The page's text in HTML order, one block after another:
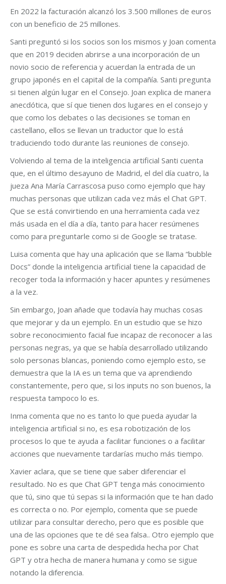
En 2022 la facturación alcanzó los 3.500 millones de euros
con un beneficio de 25 millones.
Santi preguntó si los socios son los mismos y Joan comenta
que en 2019 deciden abrirse a una incorporación de un
novio socio de referencia y acuerdan la entrada de un
grupo japonés en el capital de la compañía. Santi pregunta
si tienen algún lugar en el Consejo. Joan explica de manera
anecdótica, que sí que tienen dos lugares en el consejo y
que como los debates o las decisiones se toman en
castellano, ellos se llevan un traductor que lo está
traduciendo todo durante las reuniones de consejo.
Volviendo al tema de la inteligencia artificial Santi cuenta
que, en el último desayuno de Madrid, el del día cuatro, la
jueza Ana María Carrascosa puso como ejemplo que hay
muchas personas que utilizan cada vez más el Chat GPT.
Que se está convirtiendo en una herramienta cada vez
más usada en el día a día, tanto para hacer resúmenes
como para preguntarle como si de Google se tratase.
Luisa comenta que hay una aplicación que se llama “bubble
Docs” donde la inteligencia artificial tiene la capacidad de
recoger toda la información y hacer apuntes y resúmenes
a la vez.
Sin embargo, Joan añade que todavía hay muchas cosas
que mejorar y da un ejemplo. En un estudio que se hizo
sobre reconocimiento facial fue incapaz de reconocer a las
personas negras, ya que se había desarrollado utilizando
solo personas blancas, poniendo como ejemplo esto, se
demuestra que la IA es un tema que va aprendiendo
constantemente, pero que, si los inputs no son buenos, la
respuesta tampoco lo es.
Inma comenta que no es tanto lo que pueda ayudar la
inteligencia artificial si no, es esa robotización de los
procesos lo que te ayuda a facilitar funciones o a facilitar
acciones que nuevamente tardarías mucho más tiempo.
Xavier aclara, que se tiene que saber diferenciar el
resultado. No es que Chat GPT tenga más conocimiento
que tú, sino que tú sepas si la información que te han dado
es correcta o no. Por ejemplo, comenta que se puede
utilizar para consultar derecho, pero que es posible que
una de las opciones que te dé sea falsa.. Otro ejemplo que
pone es sobre una carta de despedida hecha por Chat
GPT y otra hecha de manera humana y como se sigue
notando la diferencia.